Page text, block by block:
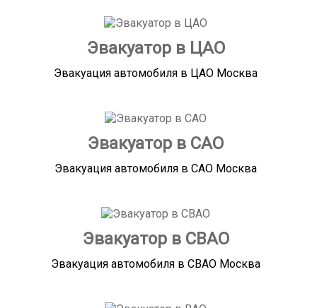
Эвакуатор в ЦАО
Эвакуация автомобиля в ЦАО Москва
Эвакуатор в САО
Эвакуация автомобиля в САО Москва
Эвакуатор в СВАО
Эвакуация автомобиля в СВАО Москва